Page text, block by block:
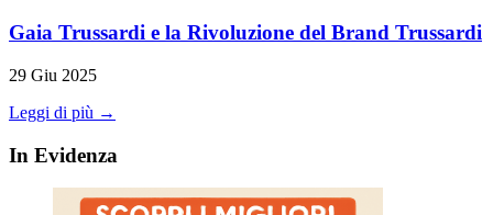
Gaia Trussardi e la Rivoluzione del Brand Trussardi
29 Giu 2025
Leggi di più →
In Evidenza